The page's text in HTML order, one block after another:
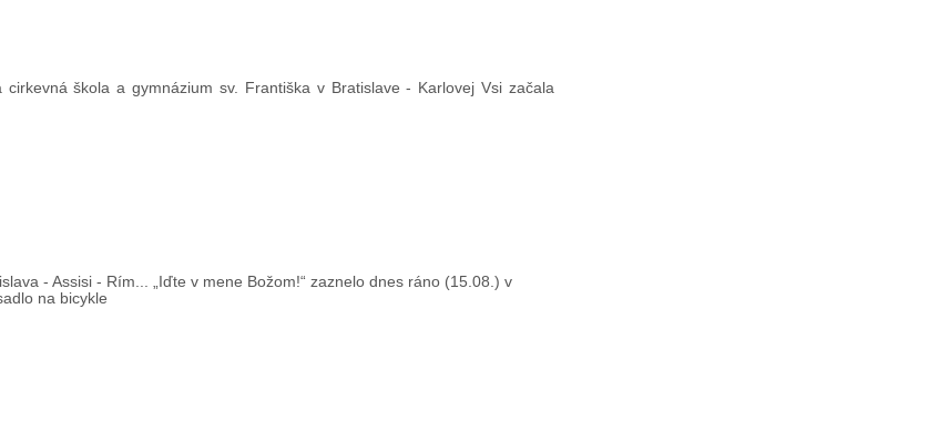
škola a gymnázium sv. Františka v Bratislave - Karlovej Vsi začala
- Assisi - Rím... „Iďte v mene Božom!“ zaznelo dnes ráno (15.08.) v
na bicykle